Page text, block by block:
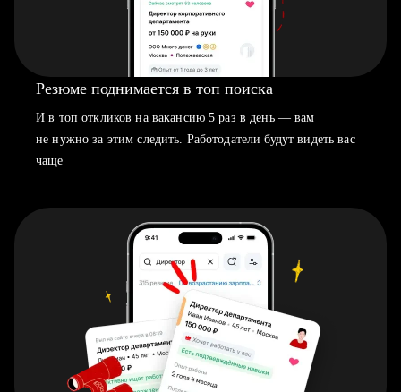
Резюме поднимается в топ поиска
И в топ откликов на вакансию 5 раз в день — вам
не нужно за этим следить. Работодатели будут видеть вас
чаще